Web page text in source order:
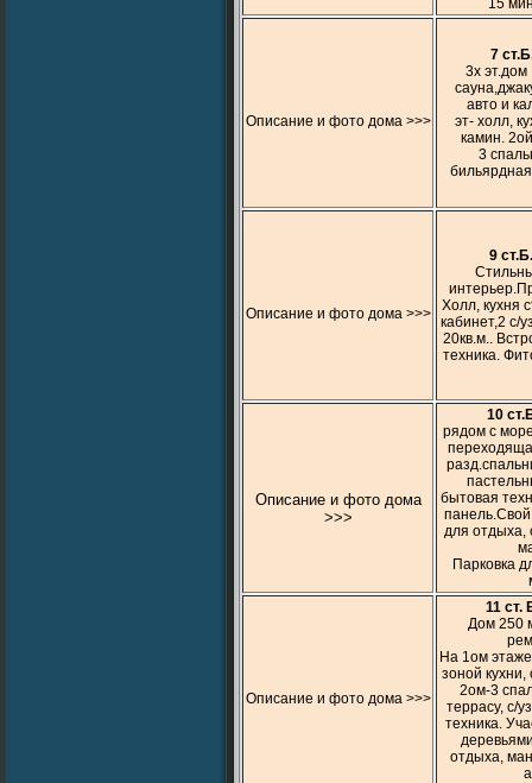
15
Описание и фото дома >>>
7
3х
авто и
эт- холл,
камин.
3
Описание и фото дома >>>
9
Холл, кухня
кабинет,2 с/
20кв.м..
техника.
Описание и фото дома
>>>
10
рядом с
бытовая
для отдыха,
Парковка
Описание и фото дома >>>
11 ст.
Дом 250
На 1ом
зоной кухни,
2ом-3
террасу, с/
техника.
отдыха,